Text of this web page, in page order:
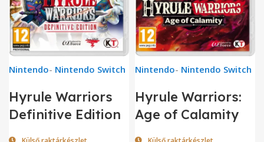
Nintendo- Nintendo Switch
Hyrule Warriors
Definitive Edition
Nintendo- Nintendo Switch
Hyrule Warriors:
Age of Calamity